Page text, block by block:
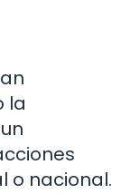
la
o nacional.